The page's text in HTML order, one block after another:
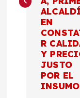
EN
R
Y
JUSTO
POR EL